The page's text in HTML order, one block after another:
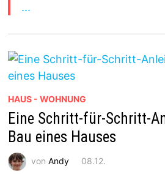
...
HAUS - WOHNUNG
Eine Schritt-für-Schritt-
Bau eines Hauses
von Andy 08.12.